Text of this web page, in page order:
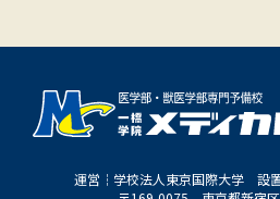
運営┆学校法人東京国際大学 設